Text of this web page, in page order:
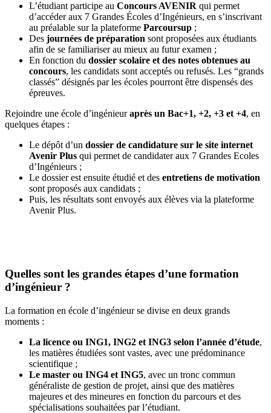
L’étudiant participe au Concours AVENIR qui permet
d’accéder aux 7 Grandes Écoles d’Ingénieurs, en s’inscrivant
au préalable sur la plateforme Parcoursup ;
Des journées de préparation sont proposées aux étudiants
afin de se familiariser au mieux au futur examen ;
En fonction du dossier scolaire et des notes obtenues au
concours, les candidats sont acceptés ou refusés. Les “grands
classés” désignés par les écoles pourront être dispensés des
épreuves.
Rejoindre une école d’ingénieuraprès un Bac+1, +2, +3 et +4, en
quelques étapes :
Le dépôt d’un dossier de candidature sur le site internet
Avenir Plus qui permet de candidater aux 7 Grandes Ecoles
d’Ingénieurs ;
Le dossier est ensuite étudié et des entretiens de motivation
sont proposés aux candidats ;
Puis, les résultats sont envoyés aux élèves via la plateforme
Avenir Plus.
Quelles sont les grandes étapes d’une formation
d’ingénieur ?
La formation en école d’ingénieur se divise en deux grands
moments :
La licence ou ING1, ING2 et ING3 selon l’année d’étude,
les matières étudiées sont vastes, avec une prédominance
scientifique ;
Le master ou ING4 et ING5, avec un tronc commun
généraliste de gestion de projet, ainsi que des matières
majeures et des mineures en fonction du parcours et des
spécialisations souhaitées par l’étudiant.